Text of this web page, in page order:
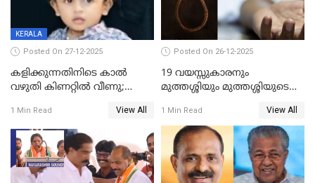
KERALA
Posted On 27-12-2025
കളിക്കുന്നതിനിടെ കാൽ
വഴുതി കിണറ്റിൽ വീണു;
ദാരുണാന്ത്യം
1 Min Read View All
Posted On 26-12-2025
19 വയസ്സുകാരനും
മുത്തശ്ശിയും മുത്തശ്ശിയുടെ
മരിച്ചനിലയിൽ
1 Min Read View All